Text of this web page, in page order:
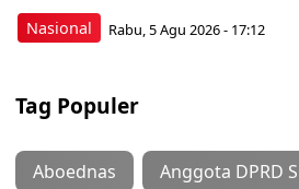
Nasional Rabu, 5 Agu 2026 - 17:12
Tag Populer
Aboednas Anggota DPRD